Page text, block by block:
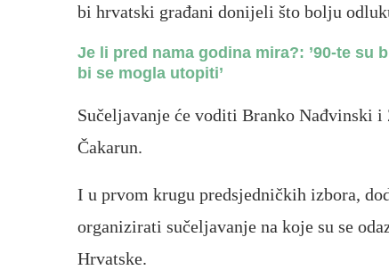
bi hrvatski građani donijeli što bolju
Je li pred nama godina mira?: ’90-te su
bi se mogla utopiti’
Sučeljavanje će voditi Branko Nađvinski
Čakarun.
I u prvom krugu predsjedničkih izbora,
organizirati sučeljavanje na koje su se
Hrvatske.